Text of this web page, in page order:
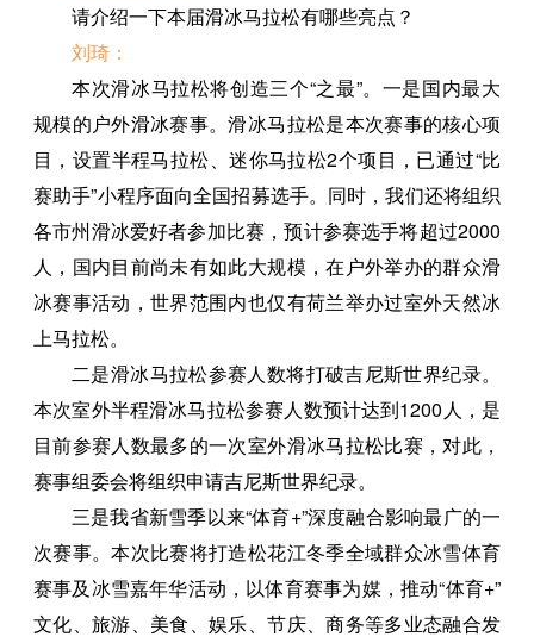
请介绍一下本届滑冰马拉松有哪些亮点？
刘琦：
本次滑冰马拉松将创造三个“之最”。一是国内最大
规模的户外滑冰赛事。滑冰马拉松是本次赛事的核心项
目，设置半程马拉松、迷你马拉松2个项目，已通过“比
赛助手”小程序面向全国招募选手。同时，我们还将组织
各市州滑冰爱好者参加比赛，预计参赛选手将超过2000
人，国内目前尚未有如此大规模，在户外举办的群众滑
冰赛事活动，世界范围内也仅有荷兰举办过室外天然冰
上马拉松。
二是滑冰马拉松参赛人数将打破吉尼斯世界纪录。
本次室外半程滑冰马拉松参赛人数预计达到1200人，是
目前参赛人数最多的一次室外滑冰马拉松比赛，对此，
赛事组委会将组织申请吉尼斯世界纪录。
三是我省新雪季以来“体育+”深度融合影响最广的一
次赛事。本次比赛将打造松花江冬季全域群众冰雪体育
赛事及冰雪嘉年华活动，以体育赛事为媒，推动“体育+”
文化、旅游、美食、娱乐、节庆、商务等多业态融合发